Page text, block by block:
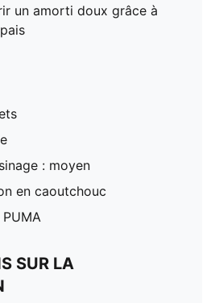
un amorti doux grâce à
: moyen
en caoutchouc
SUR LA